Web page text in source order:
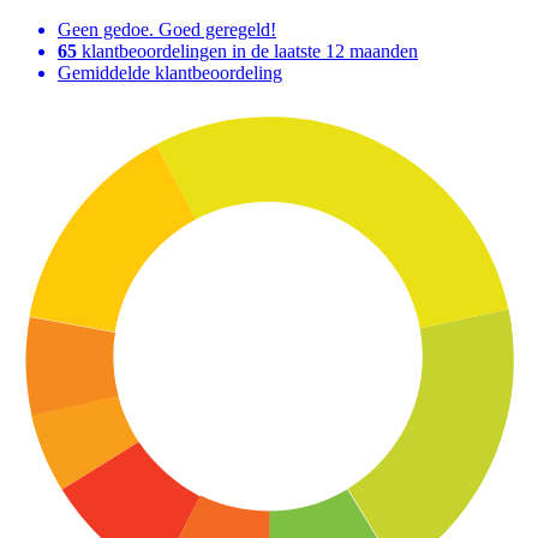
Geen gedoe. Goed geregeld!
65 klantbeoordelingen in de laatste 12 maanden
Gemiddelde klantbeoordeling